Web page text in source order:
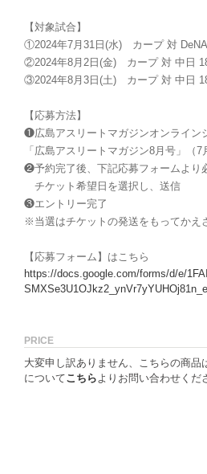
【対象試合】
①2024年7月31日(水) カープ 対
②2024年8月2日(金) カープ 対 中日
③2024年8月3日(土) カープ 対 中日
【応募方法】
❶広島アスリートマガジンオンライン
「広島アスリートマガジン8月号」（
❷予約完了後、下記応募フォームより
チケット希望日を選択し、送信
❸エントリー完了
※当選はチケットの発送をもってかえ
【応募フォーム】はこちら
https://docs.google.com/forms/d/e/
PRICE
大変申し訳ありません、こちらの商品
についてこちらよりお問い合わせくだ